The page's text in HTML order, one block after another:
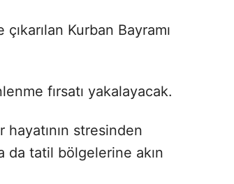
Kurban Bayramı
fırsatı yakalayacak.
stresinden
da tatil bölgelerine akın